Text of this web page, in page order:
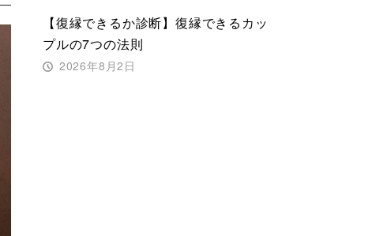
【復縁できるか診断】復縁できるカッ
プルの7つの法則
2026年8月2日